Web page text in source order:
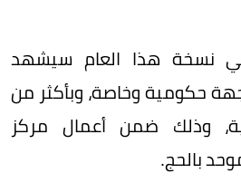
نسخة هذا العام سيشهد
أكثر من 30 جهة حكومية وخاصة، وبأكثر من
وذلك ضمن أعمال مركز
بالحج.